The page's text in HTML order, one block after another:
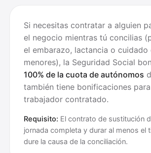
Si necesitas contratar a alguien
el negocio mientras tú concilias
el embarazo, lactancia o cuidado
menores), la Seguridad Social
100% de la cuota de autónomos
también tiene bonificaciones
trabajador contratado.
Requisito: El contrato de sustitución
jornada completa y durar al menos el
dure la causa de la conciliación.